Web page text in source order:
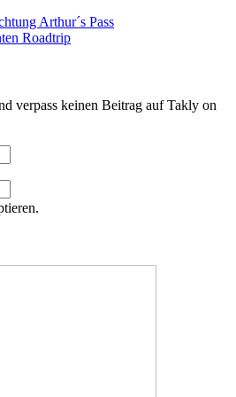
Roadtrip
verpass keinen Beitrag auf Takly on